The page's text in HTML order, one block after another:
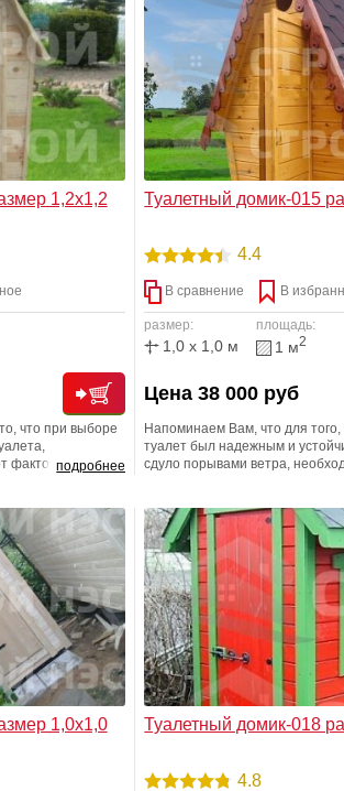
проекта.
1,2х1,2
подробнее
что при выборе
фактор, что к
вручную,
Туалетный домик-015
4.4
В сравнение В
размер:
1,0 x 1,0 м
площадь:
1 м2
Цена 38 000 руб
Напоминаем Вам, что для
туалет был надежным и
сдуло порывами ветра,
1шт), т к устанавливать
примерно на 20 сантиметров
1,0х1,0 Туалетный домик-018
4.8